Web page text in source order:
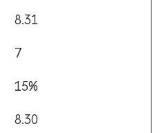
8.31
7
15%
8.30